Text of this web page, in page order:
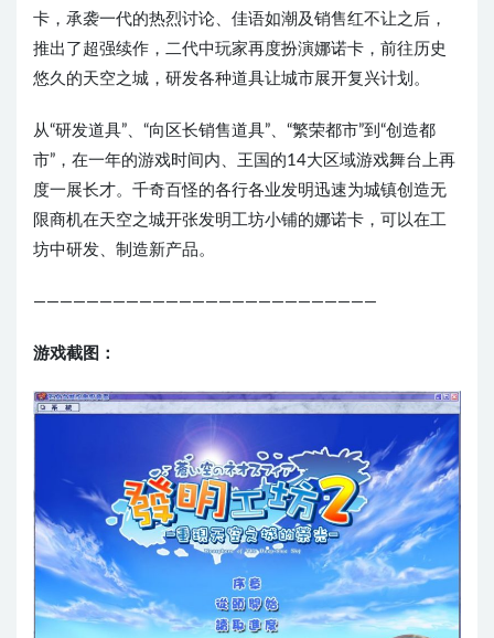
卡，承袭一代的热烈讨论、佳语如潮及销售红不让之后，
推出了超强续作，二代中玩家再度扮演娜诺卡，前往历史
悠久的天空之城，研发各种道具让城市展开复兴计划。
从“研发道具”、“向区长销售道具”、“繁荣都市”到“创造都
市”，在一年的游戏时间内、王国的14大区域游戏舞台上再
度一展长才。千奇百怪的各行各业发明迅速为城镇创造无
限商机在天空之城开张发明工坊小铺的娜诺卡，可以在工
坊中研发、制造新产品。
——————————————————————————
游戏截图：